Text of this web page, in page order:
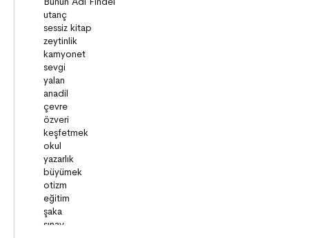
SANAT
DEĞERLERİMİZ
ÇOCUK DÜNYASI
TARİH
VATANDAŞLIK
MİLLİ KÜLTÜR
DUYGULAR
HAYAL GÜCÜ
MİLLİ KÜLTÜRÜMÜZ
DAVRANIŞLAR
SAĞLIK ve SPOR
YETENEKLER